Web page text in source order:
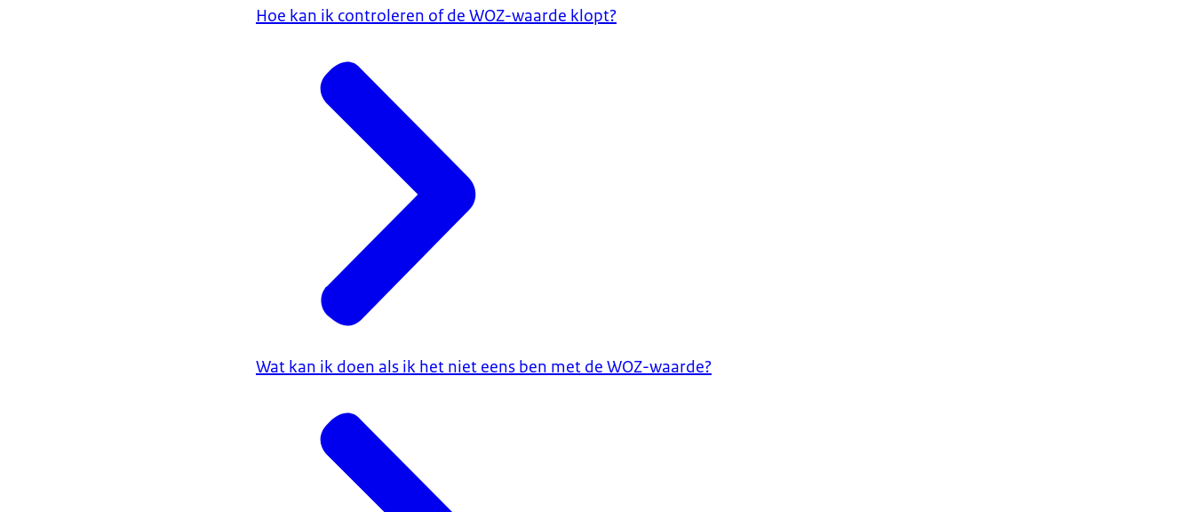
Hoe kan ik controleren of de WOZ-waarde klopt?
Wat kan ik doen als ik het niet eens ben met de WOZ-waarde?